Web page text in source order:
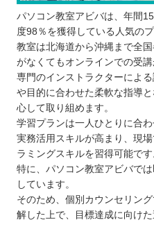
パソコン教室アビバは、年間
度98％を獲得している人気の
教室は北海道から沖縄まで全
がなくてもオンラインでの受講
専門のインストラクターによ
や目的に合わせた柔軟な指導
心して取り組めます。
学習プランは一人ひとりに合
実務活用スキルが高まり、現
ラミングスキルを習得可能です
特に、パソコン教室アビバで
しています。
そのため、個別カウンセリン
解した上で、目標達成に向け